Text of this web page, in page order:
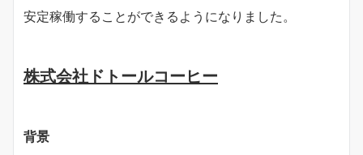
安定稼働することができるようになりました。
株式会社ドトールコーヒー
背景